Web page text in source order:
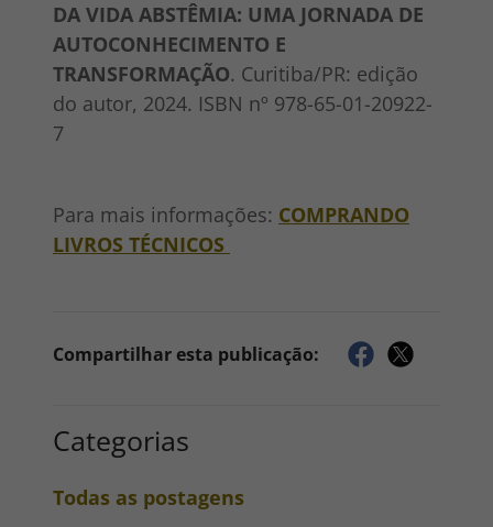
DA VIDA ABSTÊMIA: UMA JORNADA DE
AUTOCONHECIMENTO E
TRANSFORMAÇÃO. Curitiba/PR: edição
do autor, 2024. ISBN nº 978-65-01-20922-
7
Para mais informações: COMPRANDO
LIVROS TÉCNICOS
Compartilhar esta publicação:
Categorias
Todas as postagens